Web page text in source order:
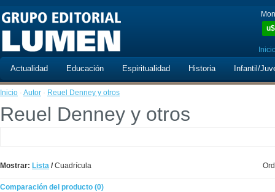
u$
Actualidad Educación Espiritualidad Historia Infantil/
Inicio · Autor · Reuel Denney y otros
Reuel Denney y otros
Mostrar: Lista /Cuadrícula
Comparación del producto (0)